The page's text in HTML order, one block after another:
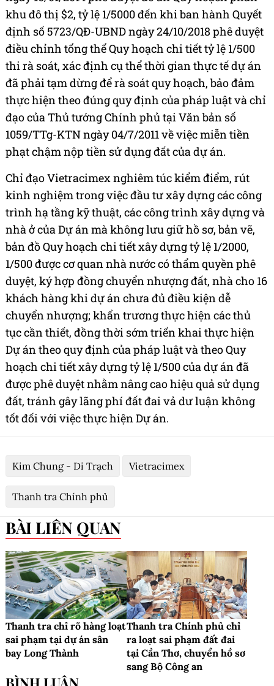
khu đô thị $2, tỷ lệ 1/5000 đến khi ban hành Quyết
định số 5723/QĐ-UBND ngày 24/10/2018 phê duyệt
điều chỉnh tổng thể Quy hoạch chi tiết tỷ lệ 1/500
thi rà soát, xác định cụ thể thời gian thực tế dự án
đã phải tạm dừng để rà soát quy hoạch, bảo đảm
thực hiện theo đúng quy định của pháp luật và chỉ
đạo của Thủ tướng Chính phủ tại Văn bản số
1059/TTg-KTN ngày 04/7/2011 về việc miễn tiền
phạt chậm nộp tiền sử dụng đất của dự án.
Chỉ đạo Vietracimex nghiêm túc kiểm điểm, rút
kinh nghiệm trong việc đầu tư xây dựng các công
trình hạ tầng kỹ thuật, các công trình xây dựng và
nhà ở của Dự án mà không lưu giữ hồ sơ, bản vẽ,
bản đồ Quy hoạch chi tiết xây dựng tỷ lệ 1/2000,
1/500 được cơ quan nhà nước có thẩm quyền phê
duyệt, ký hợp đồng chuyển nhượng đất, nhà cho 16
khách hàng khi dự án chưa đủ điều kiện dễ
chuyển nhượng; khẩn trương thực hiện các thủ
tục cần thiết, đồng thời sớm triển khai thực hiện
Dự án theo quy định của pháp luật và theo Quy
hoạch chi tiết xây dựng tỷ lệ 1/500 của dự án đã
được phê duyệt nhằm nâng cao hiệu quả sử dụng
đất, tránh gây lãng phí đất đai vả dư luận không
tốt đối với việc thực hiện Dự án.
Kim Chung - Di Trạch Vietracimex
Thanh tra Chính phủ
BÀI LIÊN QUAN
Thanh tra chỉ rõ hàng loạt
sai phạm tại dự án sân
bay Long Thành
Thanh tra Chính phủ chỉ
ra loạt sai phạm đất đai
tại Cần Thơ, chuyển hồ sơ
sang Bộ Công an